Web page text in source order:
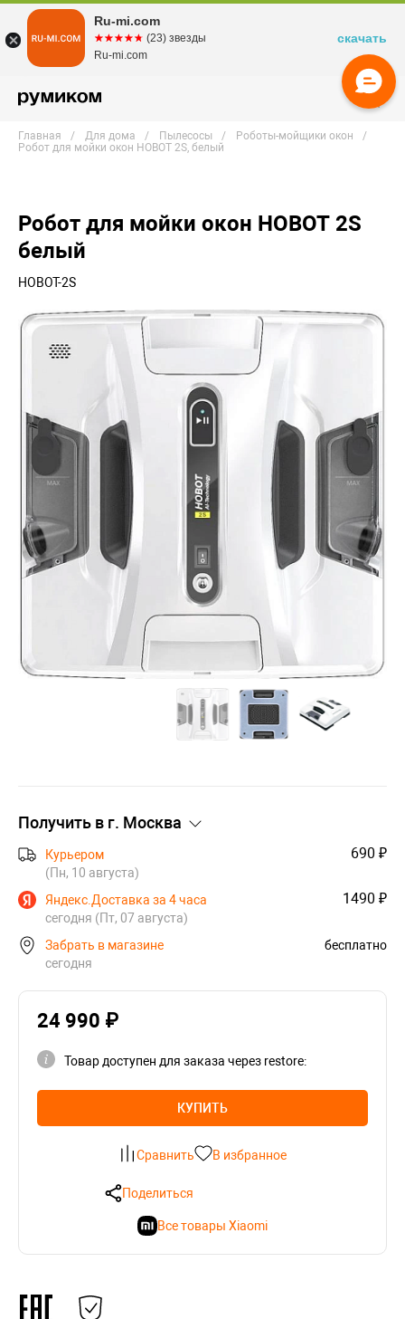
Главная Для дома Пылесосы
Роботы-мойщики окон
Робот для мойки окон HOBOT 2S, белый
Робот для мойки окон HOBOT 2S
белый
HOBOT-2S
Получить в г. Москва
Курьером
(Пн, 10 августа)
690 ₽
Яндекс.Доставка за 4 часа
сегодня (Пт, 07 августа)
1490 ₽
Забрать в магазине
сегодня
бесплатно
24 990 ₽
Товар доступен для заказа через restore:
КУПИТЬ
Сравнить В избранное
Поделиться
Все товары Xiaomi
Ru-mi.com
☆☆☆☆☆
★★★★★ (23) звезды
Ru-mi.com
скачать